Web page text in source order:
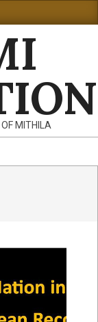
MITHILA